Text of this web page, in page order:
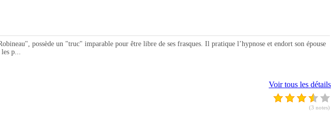
possède un "truc" imparable pour être libre de ses frasques. Il pratique l’hypnose et endort son épouse
les p...
Voir tous les détails
(3 notes)